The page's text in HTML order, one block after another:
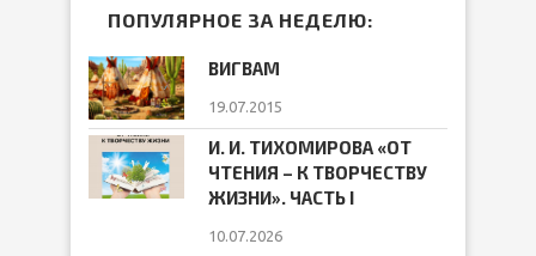
ПОПУЛЯРНОЕ ЗА НЕДЕЛЮ:
ВИГВАМ
19.07.2015
И. И. ТИХОМИРОВА «ОТ
ЧТЕНИЯ – К ТВОРЧЕСТВУ
ЖИЗНИ». ЧАСТЬ I
10.07.2026